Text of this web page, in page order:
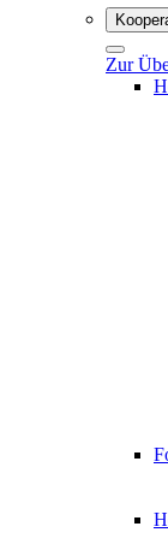
Zur